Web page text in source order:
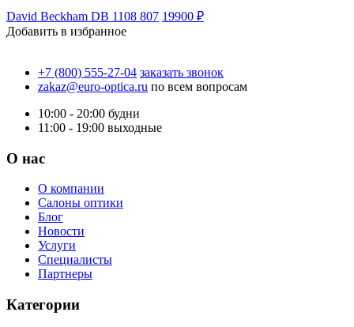
David Beckham DB 1108 807 19900 ₽
Добавить в избранное
+7 (800) 555-27-04 заказать звонок
zakaz@euro-optica.ru по всем вопросам
10:00 - 20:00 будни
11:00 - 19:00 выходные
О нас
О компании
Салоны оптики
Блог
Новости
Услуги
Специалисты
Партнеры
Категории